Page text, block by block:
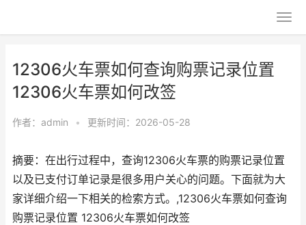
12306火车票如何查询购票记录位置
12306火车票如何改签
作者： admin • 更新时间：2026-05-28
摘要：在出行过程中，查询12306火车票的购票记录位置
以及已支付订单记录是很多用户关心的问题。下面就为大
家详细介绍一下相关的检索方式。,12306火车票如何查询
购票记录位置 12306火车票如何改签